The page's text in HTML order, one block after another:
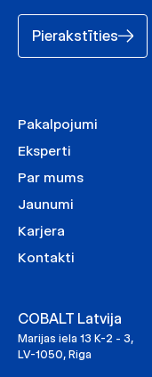
Pierakstīties
Pakalpojumi
Eksperti
Par mums
Jaunumi
Karjera
Kontakti
COBALT Latvija
Marijas iela 13 K-2 - 3,
LV-1050, Riga